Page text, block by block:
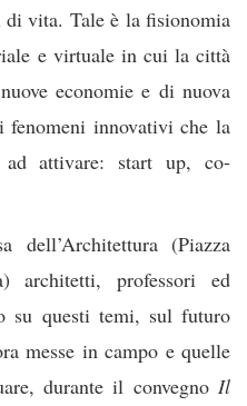
vita. Tale è la fisionomia
e virtuale in cui la città
economie e di nuova
fenomeni innovativi che la
ad attivare: start up, co-
(Piazza
architetti, professori ed
su questi temi, sul futuro
messe in campo e quelle
durante il convegno Il